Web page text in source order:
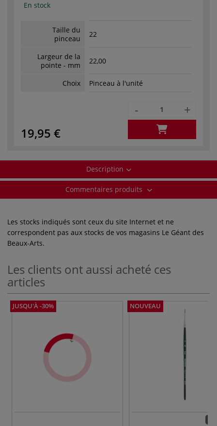
En stock
Taille du
pinceau
22
Largeur de la
pointe - mm
22,00
Choix Pinceau à l'unité
19,95 €
- +
Description
Commentaires produits
Les stocks indiqués sont ceux du site Internet et ne
correspondent pas aux stocks de vos magasins Le Géant des
Beaux-Arts.
Les clients ont aussi acheté ces
articles
JUSQU'À -30% NOUVEAU